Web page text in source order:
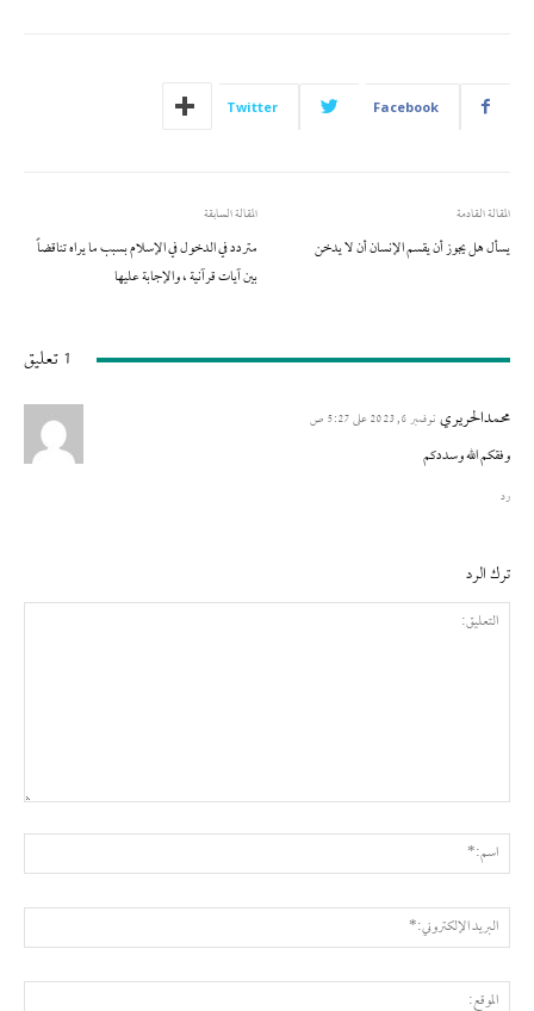
Facebook
Twitter
المقالة السابقة
متردد في الدخول في الإسلام بسبب ما يراه تناقضاً
بين آيات قرآنية ، والإجابة عليها
المقالة القادمة
يسأل هل يجوز أن يقسم الإنسان أن لا يدخن
1 تعليق
محمدالحريرينوفمبر 6, 2023 على 5:27 ص
وفقكم الله وسددكم
رد
ترك الرد
التعليق: